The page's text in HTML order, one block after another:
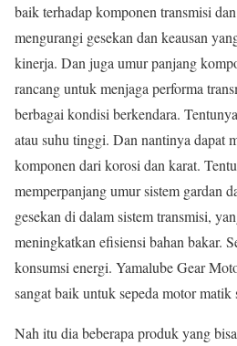
baik terhadap komponen transmisi
mengurangi gesekan dan keausan
kinerja. Dan juga umur panjang
rancang untuk menjaga performa
berbagai kondisi berkendara.
atau suhu tinggi. Dan nantinya dapat
komponen dari korosi dan karat.
memperpanjang umur sistem gardan
gesekan di dalam sistem transmisi,
meningkatkan efisiensi bahan bakar.
konsumsi energi. Yamalube Gear
sangat baik untuk sepeda motor
Nah itu dia beberapa produk yang